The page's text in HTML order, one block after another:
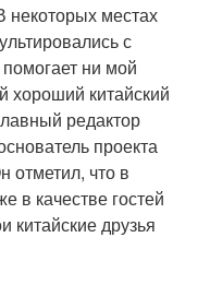
некоторых местах
с
ни мой
хороший китайский
редактор
проекта
что в
в качестве гостей
китайские друзья